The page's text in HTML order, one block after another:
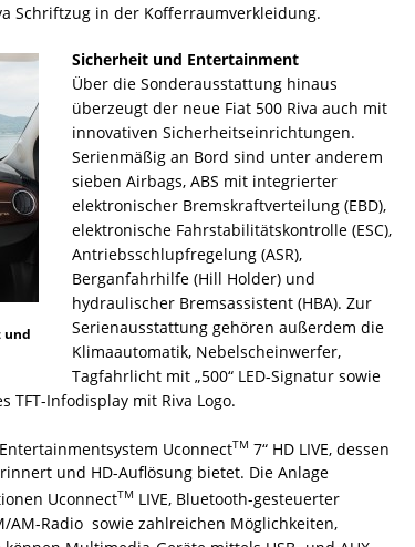
Schriftzug in der Kofferraumverkleidung.
und
Sicherheit und Entertainment
Über die Sonderausstattung hinaus
überzeugt der neue Fiat 500 Riva auch mit
innovativen Sicherheitseinrichtungen.
Serienmäßig an Bord sind unter anderem
sieben Airbags, ABS mit integrierter
elektronischer Bremskraftverteilung (EBD),
elektronische Fahrstabilitätskontrolle (ESC),
Antriebsschlupfregelung (ASR),
Berganfahrhilfe (Hill Holder) und
hydraulischer Bremsassistent (HBA). Zur
Serienausstattung gehören außerdem die
Klimaautomatik, Nebelscheinwerfer,
Tagfahrlicht mit „500“ LED-Signatur sowie
Infodisplay mit Riva Logo.
UconnectTM 7“ HD LIVE, dessen
und HD-Auflösung bietet. Die Anlage
UconnectTM LIVE, Bluetooth-gesteuerter
AM-Radio sowie zahlreichen Möglichkeiten,